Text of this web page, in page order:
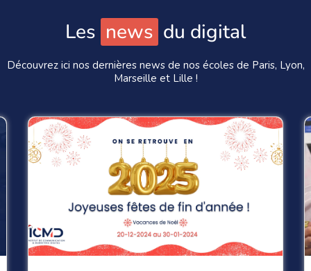
Les news du digital
Découvrez ici nos dernières news de nos écoles de Paris, Lyon,
Marseille et Lille !